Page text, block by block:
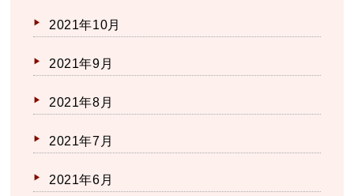
2021年10月
2021年9月
2021年8月
2021年7月
2021年6月